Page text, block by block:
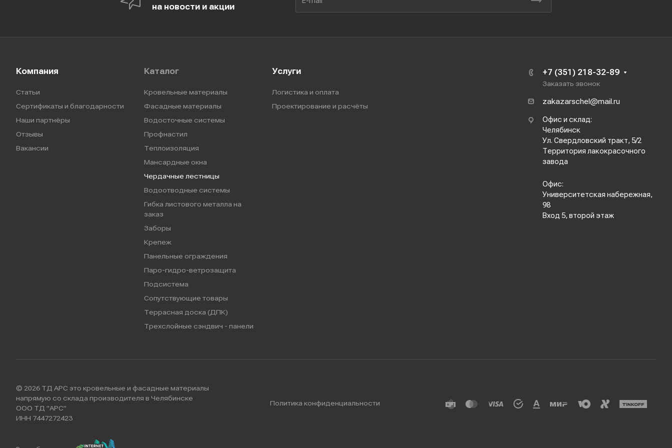
на новости и акции
Компания
Статьи
Сертификаты и благодарности
Наши партнёры
Отзывы
Вакансии
Каталог
Кровельные материалы
Фасадные материалы
Водосточные системы
Профнастил
Теплоизоляция
Мансардные окна
Чердачные лестницы
Водоотводные системы
Гибка листового металла на
заказ
Заборы
Крепеж
Панельные ограждения
Паро-гидро-ветрозащита
Подсистема
Сопутствующие товары
Террасная доска (ДПК)
Трехслойные сэндвич - панели
Услуги
Логистика и оплата
Проектирование и расчёты
+7 (351) 218-32-89
Заказать звонок
zakazarschel@mail.ru
Офис и склад:
Челябинск
Ул. Свердловский тракт, 5/2
Территория лакокрасочного
завода
Офис:
Университетская набережная,
98
Вход 5, второй этаж
© 2026 ТД АРС это кровельные и фасадные материалы
напрямую со склада производителя в Челябинске
ООО ТД "АРС"
ИНН 7447272423
Политика конфиденциальности